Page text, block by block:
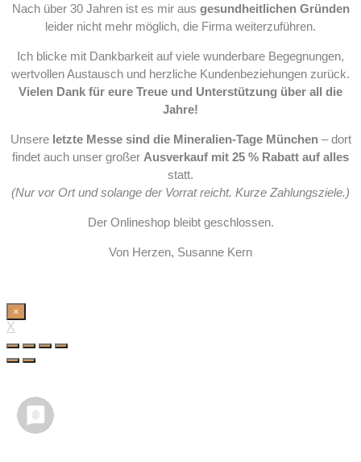
Nach über 30 Jahren ist es mir aus gesundheitlichen Gründen
leider nicht mehr möglich, die Firma weiterzuführen.
Ich blicke mit Dankbarkeit auf viele wunderbare Begegnungen,
wertvollen Austausch und herzliche Kundenbeziehungen zurück.
Vielen Dank für eure Treue und Unterstützung über all die
Jahre!
Unsere letzte Messe sind die Mineralien-Tage München– dort
findet auch unser großer Ausverkauf mit 25 % Rabatt auf alles
statt.
(Nur vor Ort und solange der Vorrat reicht. Kurze Zahlungsziele.)
Der Onlineshop bleibt geschlossen.
Von Herzen, Susanne Kern
×
X